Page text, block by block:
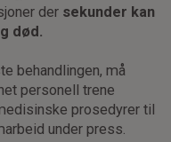
der sekunder kan
død.
behandlingen, må
personell trene
prosedyrer til
under press.